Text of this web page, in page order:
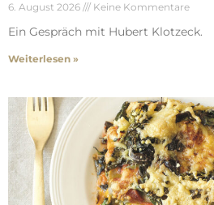
6. August 2026 Keine Kommentare
Ein Gespräch mit Hubert Klotzeck.
Weiterlesen »